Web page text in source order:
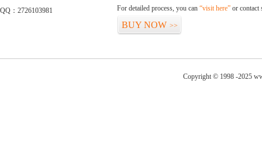
QQ：2726103981
For detailed process, you can “visit here” or contact
BUY NOW >>
Copyright © 1998 -2025